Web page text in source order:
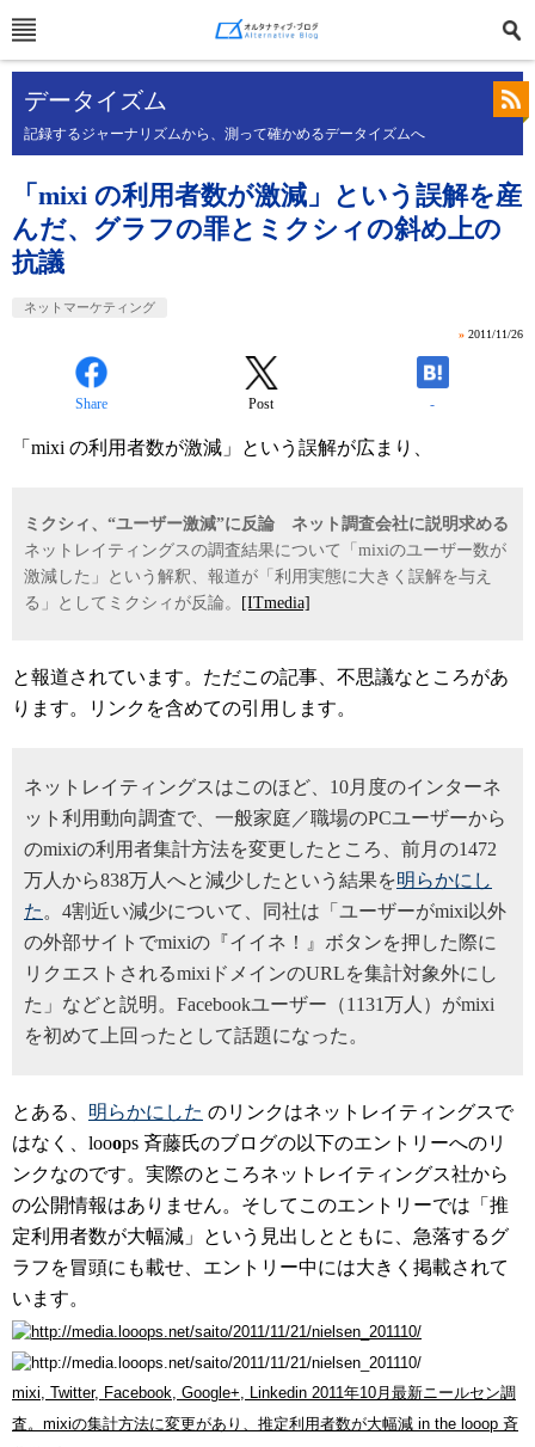
データイズム
記録するジャーナリズムから、測って確かめるデータイズムへ
「mixi の利用者数が激減」という誤解を産
んだ、グラフの罪とミクシィの斜め上の
抗議
ネットマーケティング
» 2011/11/26
Share Post -
「mixi の利用者数が激減」という誤解が広まり、
ミクシィ、“ユーザー激減”に反論 ネット調査会社に説明求める
ネットレイティングスの調査結果について「mixiのユーザー数が
激減した」という解釈、報道が「利用実態に大きく誤解を与え
る」としてミクシィが反論。
[ITmedia]
と報道されています。ただこの記事、不思議なところがあ
ります。リンクを含めての引用します。
ネットレイティングスはこのほど、10月度のインターネ
ット利用動向調査で、一般家庭／職場のPCユーザーから
のmixiの利用者集計方法を変更したところ、前月の1472
万人から838万人へと減少したという結果を明らかにし
た 。4割近い減少について、同社は「ユーザーがmixi以外
の外部サイトでmixiの『イイネ！』ボタンを押した際に
リクエストされるmixiドメインのURLを集計対象外にし
た」などと説明。Facebookユーザー（1131万人）がmixi
を初めて上回ったとして話題になった。
とある、 明らかにした のリンクはネットレイティングスで
はなく、looops 斉藤氏のブログの以下のエントリーへのリ
ンクなのです。実際のところネットレイティングス社から
の公開情報はありません。そしてこのエントリーでは「推
定利用者数が大幅減」という見出しとともに、急落するグ
ラフを冒頭にも載せ、エントリー中には大きく掲載されて
います。
mixi, Twitter, Facebook, Google+, Linkedin 2011年10月最新ニールセン調
査。mixiの集計方法に変更があり、推定利用者数が大幅減 in the looop 斉